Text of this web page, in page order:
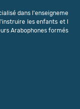
dans l'enseigneme
les enfants et l
Arabophones formés